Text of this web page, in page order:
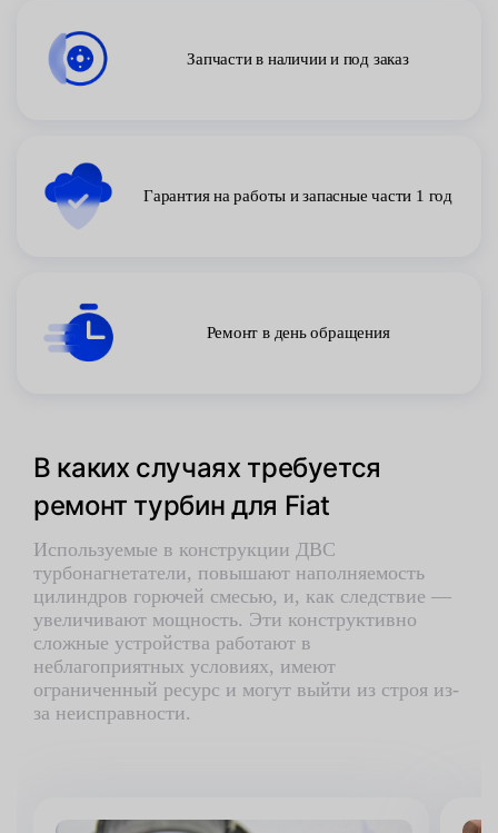
Запчасти в наличии и под заказ
Гарантия на работы и запасные части 1 год
Ремонт в день обращения
В каких случаях требуется
ремонт турбин для Fiat
Используемые в конструкции ДВС
турбонагнетатели, повышают наполняемость
цилиндров горючей смесью, и, как следствие —
увеличивают мощность. Эти конструктивно
сложные устройства работают в
неблагоприятных условиях, имеют
ограниченный ресурс и могут выйти из строя из-
за неисправности.